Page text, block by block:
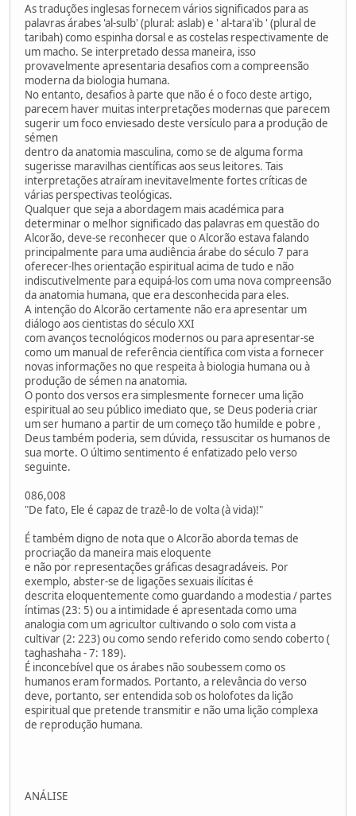
As traduções inglesas fornecem vários significados para as
palavras árabes 'al-sulb' (plural: aslab) e ' al-tara'ib ' (plural de
taribah) como espinha dorsal e as costelas respectivamente de
um macho. Se interpretado dessa maneira, isso
provavelmente apresentaria desafios com a compreensão
moderna da biologia humana.
No entanto, desafios à parte que não é o foco deste artigo,
parecem haver muitas interpretações modernas que parecem
sugerir um foco enviesado deste versículo para a produção de
sémen
dentro da anatomia masculina, como se de alguma forma
sugerisse maravilhas científicas aos seus leitores. Tais
interpretações atraíram inevitavelmente fortes críticas de
várias perspectivas teológicas.
Qualquer que seja a abordagem mais académica para
determinar o melhor significado das palavras em questão do
Alcorão, deve-se reconhecer que o Alcorão estava falando
principalmente para uma audiência árabe do século 7 para
oferecer-lhes orientação espiritual acima de tudo e não
indiscutivelmente para equipá-los com uma nova compreensão
da anatomia humana, que era desconhecida para eles.
A intenção do Alcorão certamente não era apresentar um
diálogo aos cientistas do século XXI
com avanços tecnológicos modernos ou para apresentar-se
como um manual de referência científica com vista a fornecer
novas informações no que respeita à biologia humana ou à
produção de sémen na anatomia.
O ponto dos versos era simplesmente fornecer uma lição
espiritual ao seu público imediato que, se Deus poderia criar
um ser humano a partir de um começo tão humilde e pobre ,
Deus também poderia, sem dúvida, ressuscitar os humanos de
sua morte. O último sentimento é enfatizado pelo verso
seguinte.
086,008
"De fato, Ele é capaz de trazê-lo de volta (à vida)!"
É também digno de nota que o Alcorão aborda temas de
procriação da maneira mais eloquente
e não por representações gráficas desagradáveis. Por
exemplo, abster-se de ligações sexuais ilícitas é
descrita eloquentemente como guardando a modestia / partes
íntimas (23: 5) ou a intimidade é apresentada como uma
analogia com um agricultor cultivando o solo com vista a
cultivar (2: 223) ou como sendo referido como sendo coberto (
taghashaha - 7: 189).
É inconcebível que os árabes não soubessem como os
humanos eram formados. Portanto, a relevância do verso
deve, portanto, ser entendida sob os holofotes da lição
espiritual que pretende transmitir e não uma lição complexa
de reprodução humana.
ANÁLISE